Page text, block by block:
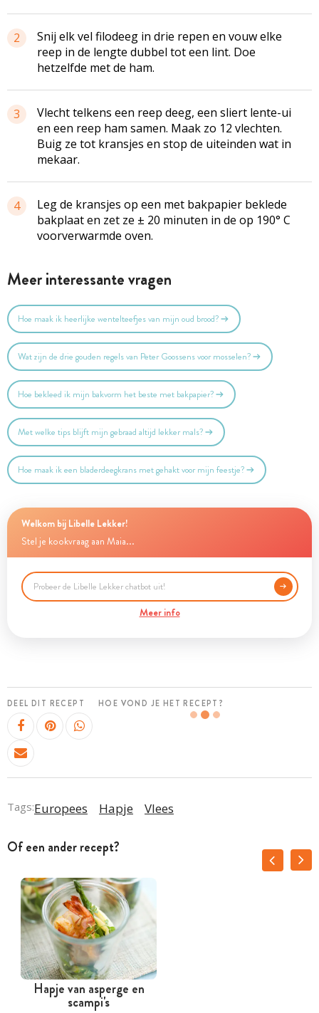
2
Snij elk vel filodeeg in drie repen en vouw elke
reep in de lengte dubbel tot een lint. Doe
hetzelfde met de ham.
3
Vlecht telkens een reep deeg, een sliert lente-ui
en een reep ham samen. Maak zo 12 vlechten.
Buig ze tot kransjes en stop de uiteinden wat in
mekaar.
4
Leg de kransjes op een met bakpapier beklede
bakplaat en zet ze ± 20 minuten in de op 190° C
voorverwarmde oven.
Meer interessante vragen
Hoe maak ik heerlijke wentelteefjes van mijn oud brood?
Wat zijn de drie gouden regels van Peter Goossens voor mosselen?
Hoe bekleed ik mijn bakvorm het beste met bakpapier?
Met welke tips blijft mijn gebraad altijd lekker mals?
Hoe maak ik een bladerdeegkrans met gehakt voor mijn feestje?
Welkom bij Libelle Lekker!
Stel je kookvraag aan Maia...
Meer info
DEEL DIT RECEPT HOE VOND JE HET RECEPT?
Tags:Europees Hapje Vlees
Of een ander recept?
Hapje van asperge en
scampi's